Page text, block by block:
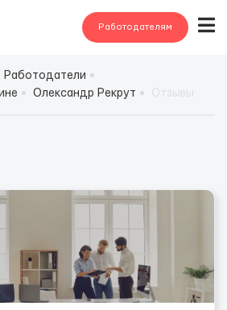
Работодателям
Работодатели
Олександр Рекрут